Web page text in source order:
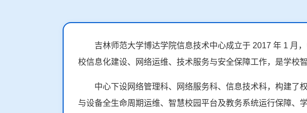
吉林师范大学博达学院信息技术中心成立于 2017 年 1 月
校信息化建设、网络运维、技术服务与安全保障工作，是学校
中心下设网络管理科、网络服务科、信息技术科，构建了
与设备全生命周期运维、智慧校园平台及教务系统运行保障、